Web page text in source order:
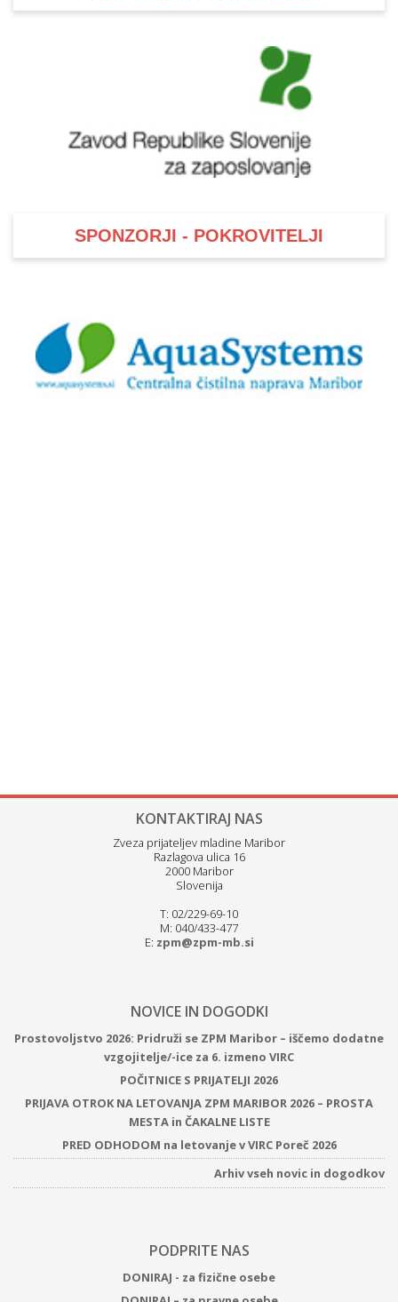
SPONZORJI - POKROVITELJI
KONTAKTIRAJ NAS
Zveza prijateljev mladine Maribor
Razlagova ulica 16
2000 Maribor
Slovenija
T: 02/229-69-10
M: 040/433-477
E: zpm@zpm-mb.si
NOVICE IN DOGODKI
Prostovoljstvo 2026: Pridruži se ZPM Maribor – iščemo dodatne
vzgojitelje/-ice za 6. izmeno VIRC
POČITNICE S PRIJATELJI 2026
PRIJAVA OTROK NA LETOVANJA ZPM MARIBOR 2026 – PROSTA
MESTA in ČAKALNE LISTE
PRED ODHODOM na letovanje v VIRC Poreč 2026
Arhiv vseh novic in dogodkov
PODPRITE NAS
DONIRAJ - za fizične osebe